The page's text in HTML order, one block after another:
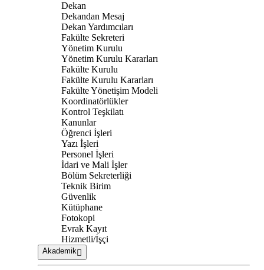
Dekan
Dekandan Mesaj
Dekan Yardımcıları
Fakülte Sekreteri
Yönetim Kurulu
Yönetim Kurulu Kararları
Fakülte Kurulu
Fakülte Kurulu Kararları
Fakülte Yönetişim Modeli
Koordinatörlükler
Kontrol Teşkilatı
Kanunlar
Öğrenci İşleri
Yazı İşleri
Personel İşleri
İdari ve Mali İşler
Bölüm Sekreterliği
Teknik Birim
Güvenlik
Kütüphane
Fotokopi
Evrak Kayıt
Hizmetli/İşçi
Akademik